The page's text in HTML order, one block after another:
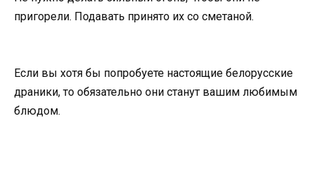
пригорели. Подавать принято их со сметаной.
Если вы хотя бы попробуете настоящие белорусские
драники, то обязательно они станут вашим любимым
блюдом.